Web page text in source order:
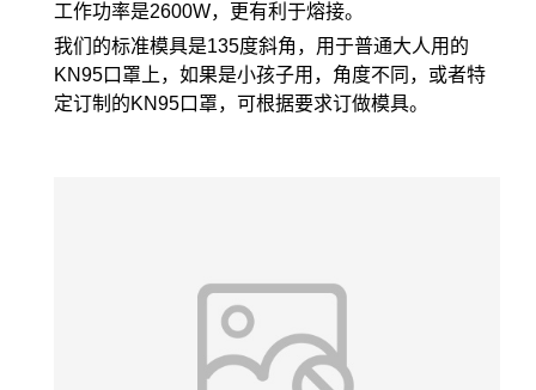
工作功率是2600W，更有利于熔接。
我们的标准模具是135度斜角，用于普通大人用的
KN95口罩上，如果是小孩子用，角度不同，或者特
定订制的KN95口罩，可根据要求订做模具。